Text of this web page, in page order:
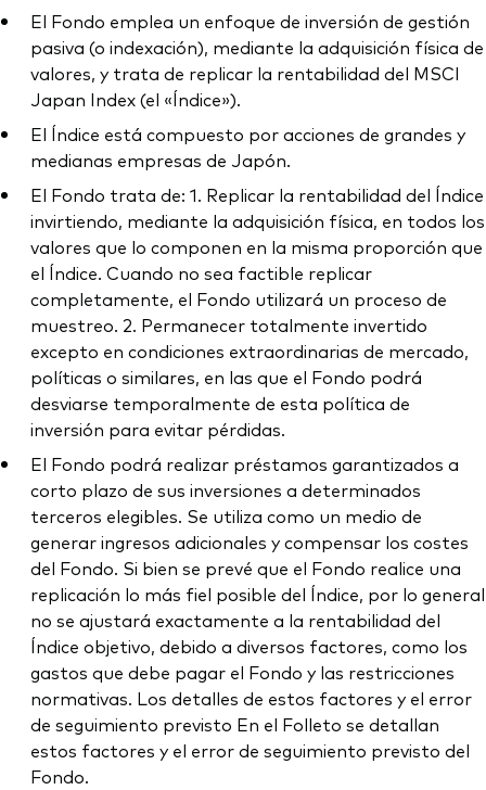
El Fondo emplea un enfoque de inversión de gestión
pasiva (o indexación), mediante la adquisición física de
valores, y trata de replicar la rentabilidad del MSCI
Japan Index (el «Índice»).
El Índice está compuesto por acciones de grandes y
medianas empresas de Japón.
El Fondo trata de: 1. Replicar la rentabilidad del Índice
invirtiendo, mediante la adquisición física, en todos los
valores que lo componen en la misma proporción que
el Índice. Cuando no sea factible replicar
completamente, el Fondo utilizará un proceso de
muestreo. 2. Permanecer totalmente invertido
excepto en condiciones extraordinarias de mercado,
políticas o similares, en las que el Fondo podrá
desviarse temporalmente de esta política de
inversión para evitar pérdidas.
El Fondo podrá realizar préstamos garantizados a
corto plazo de sus inversiones a determinados
terceros elegibles. Se utiliza como un medio de
generar ingresos adicionales y compensar los costes
del Fondo. Si bien se prevé que el Fondo realice una
replicación lo más fiel posible del Índice, por lo general
no se ajustará exactamente a la rentabilidad del
Índice objetivo, debido a diversos factores, como los
gastos que debe pagar el Fondo y las restricciones
normativas. Los detalles de estos factores y el error
de seguimiento previsto En el Folleto se detallan
estos factores y el error de seguimiento previsto del
Fondo.